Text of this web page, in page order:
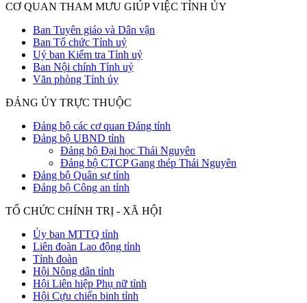
CƠ QUAN THAM MƯU GIÚP VIỆC TỈNH ỦY
Ban Tuyên giáo và Dân vận
Ban Tổ chức Tỉnh uỷ
Uỷ ban Kiểm tra Tỉnh uỷ
Ban Nội chính Tỉnh uỷ
Văn phòng Tỉnh ủy
ĐẢNG ỦY TRỰC THUỘC
Đảng bộ các cơ quan Đảng tỉnh
Đảng bộ UBND tỉnh
Đảng bộ Đại học Thái Nguyên
Đảng bộ CTCP Gang thép Thái Nguyên
Đảng bộ Quân sự tỉnh
Đảng bộ Công an tỉnh
TỔ CHỨC CHÍNH TRỊ - XÃ HỘI
Ủy ban MTTQ tỉnh
Liên đoàn Lao động tỉnh
Tỉnh đoàn
Hội Nông dân tỉnh
Hội Liên hiệp Phụ nữ tỉnh
Hội Cựu chiến binh tỉnh